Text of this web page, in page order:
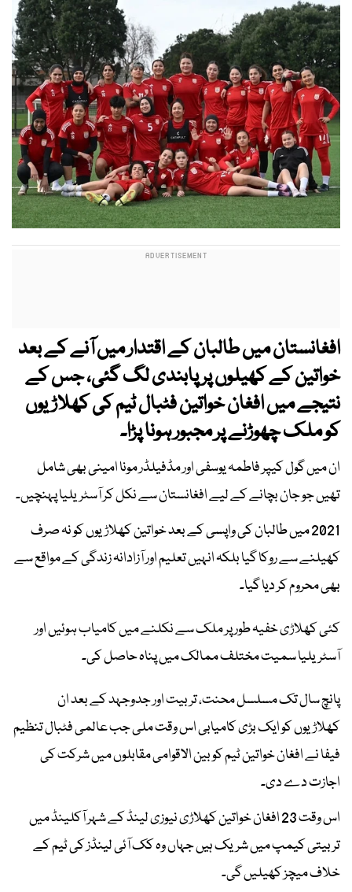
افغانستان میں طالبان کے اقتدار میں آنے کے بعد
خواتین کے کھیلوں پر پابندی لگ گئی، جس کے
نتیجے میں افغان خواتین فٹبال ٹیم کی کھلاڑیوں
کو ملک چھوڑنے پر مجبور ہونا پڑا۔
ان میں گول کیپر فاطمہ یوسفی اور مڈفیلڈر مونا امینی بھی شامل
تھیں جو جان بچانے کے لیے افغانستان سے نکل کر آسٹریلیا پہنچیں۔
2021 میں طالبان کی واپسی کے بعد خواتین کھلاڑیوں کو نہ صرف
کھیلنے سے روکا گیا بلکہ انہیں تعلیم اور آزادانہ زندگی کے مواقع سے
بھی محروم کر دیا گیا۔
کئی کھلاڑی خفیہ طور پر ملک سے نکلنے میں کامیاب ہوئیں اور
آسٹریلیا سمیت مختلف ممالک میں پناہ حاصل کی۔
پانچ سال تک مسلسل محنت، تربیت اور جدوجہد کے بعد ان
کھلاڑیوں کو ایک بڑی کامیابی اس وقت ملی جب عالمی فٹبال تنظیم
فیفا نے افغان خواتین ٹیم کو بین الاقوامی مقابلوں میں شرکت کی
اجازت دے دی۔
اس وقت 23 افغان خواتین کھلاڑی نیوزی لینڈ کے شہر آکلینڈ میں
تربیتی کیمپ میں شریک ہیں جہاں وہ کک آئی لینڈز کی ٹیم کے
خلاف میچز کھیلیں گی۔